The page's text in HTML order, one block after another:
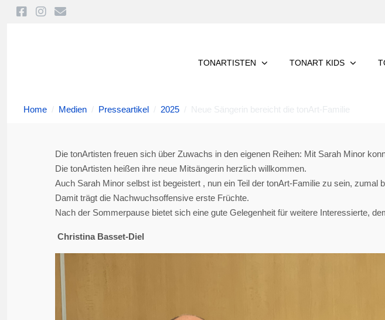
TONARTISTEN TONART KIDS
Home Medien Presseartikel 2025 Neue Sängerin bereicht die tonArt-Familie
Die tonArtisten freuen sich über Zuwachs in den eigenen Reihen: Mit Sarah Minor
Die tonArtisten heißen ihre neue Mitsängerin herzlich willkommen.
Auch Sarah Minor selbst ist begeistert , nun ein Teil der tonArt-Familie zu sein, zumal
Damit trägt die Nachwuchsoffensive erste Früchte.
Nach der Sommerpause bietet sich eine gute Gelegenheit für weitere Interessierte,
Christina Basset-Diel